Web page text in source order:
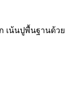
เน้นปูพื้นฐานด้วย